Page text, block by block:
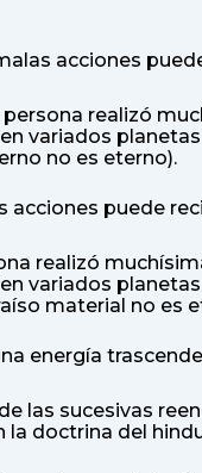
acciones
realizó
variados
no es eterno).
acciones puede
realizó
variados
material no es
energía
las sucesivas
la doctrina del